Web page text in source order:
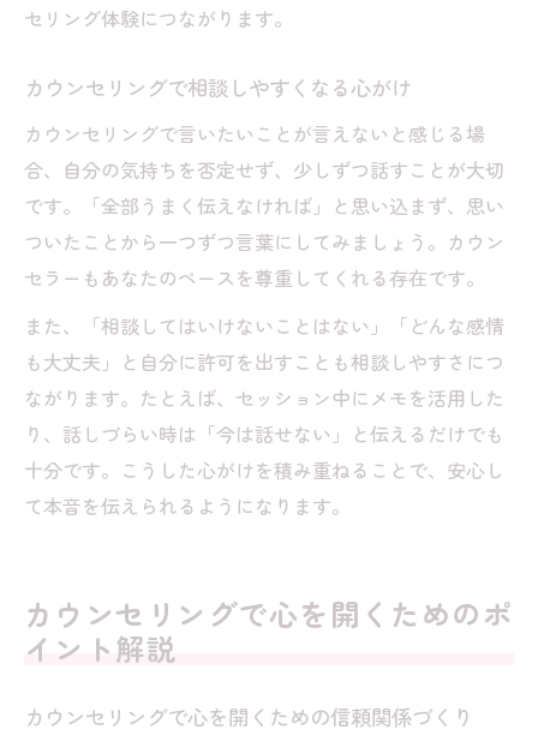
セリング体験につながります。
カウンセリングで相談しやすくなる心がけ
カウンセリングで言いたいことが言えないと感じる場
合、自分の気持ちを否定せず、少しずつ話すことが大切
です。「全部うまく伝えなければ」と思い込まず、思い
ついたことから一つずつ言葉にしてみましょう。カウン
セラーもあなたのペースを尊重してくれる存在です。
また、「相談してはいけないことはない」「どんな感情
も大丈夫」と自分に許可を出すことも相談しやすさにつ
ながります。たとえば、セッション中にメモを活用した
り、話しづらい時は「今は話せない」と伝えるだけでも
十分です。こうした心がけを積み重ねることで、安心し
て本音を伝えられるようになります。
カウンセリングで心を開くためのポ
イント解説
カウンセリングで心を開くための信頼関係づくり